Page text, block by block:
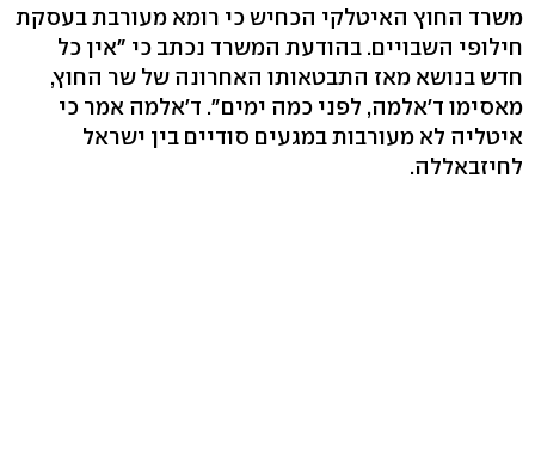
משרד החוץ האיטלקי הכחיש כי רומא מעורבת בעסקת
חילופי השבויים. בהודעת המשרד נכתב כי "אין כל
חדש בנושא מאז התבטאותו האחרונה של שר החוץ,
מאסימו ד'אלמה, לפני כמה ימים". ד'אלמה אמר כי
איטליה לא מעורבות במגעים סודיים בין ישראל
לחיזבאללה.